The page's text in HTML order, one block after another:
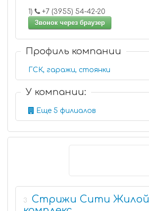
1)
+7 (3955) 54-42-20
Звонок через браузер
Профиль компании
ГСК, гаражи, стоянки
У компании:
Еще 5 филиалов
3
Стрижи Сити Жилой